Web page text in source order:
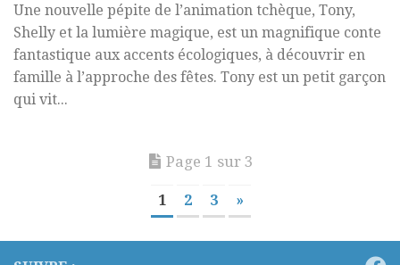
Une nouvelle pépite de l’animation tchèque, Tony,
Shelly et la lumière magique, est un magnifique conte
fantastique aux accents écologiques, à découvrir en
famille à l’approche des fêtes. Tony est un petit garçon
qui vit...
Page 1 sur 3
1 2 3 »